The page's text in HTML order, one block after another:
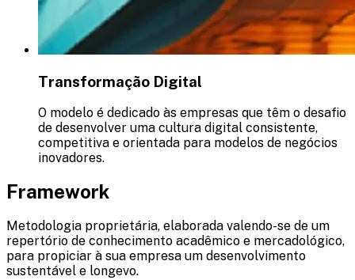
Transformação Digital
O modelo é dedicado às empresas que têm o desafio
de desenvolver uma cultura digital consistente,
competitiva e orientada para modelos de negócios
inovadores.
Framework
Metodologia proprietária, elaborada valendo-se de um
repertório de conhecimento acadêmico e mercadológico,
para propiciar à sua empresa um desenvolvimento
sustentável e longevo.